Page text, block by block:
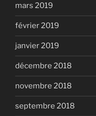
mars 2019
février 2019
janvier 2019
décembre 2018
novembre 2018
septembre 2018